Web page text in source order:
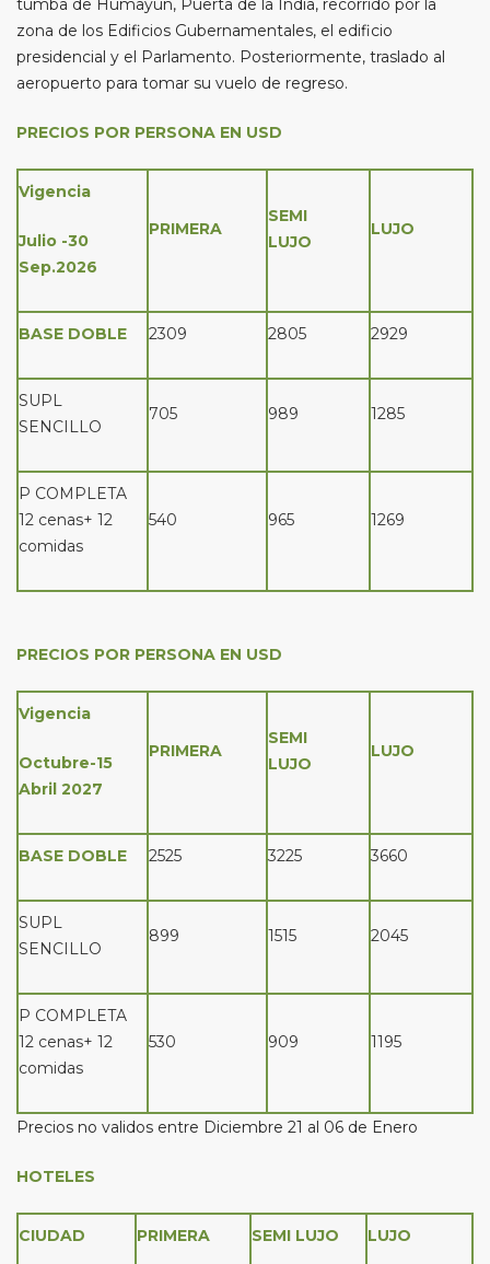
tumba de Humayun, Puerta de la India, recorrido por la
zona de los Edificios Gubernamentales, el edificio
presidencial y el Parlamento. Posteriormente, traslado al
aeropuerto para tomar su vuelo de regreso.
PRECIOS POR PERSONA EN USD
Vigencia
Julio -30
Sep.2026
PRIMERA
SEMI
LUJO
LUJO
BASE DOBLE 2309 2805 2929
SUPL
SENCILLO
705 989 1285
P COMPLETA
12 cenas+ 12
comidas
540 965 1269
PRECIOS POR PERSONA EN USD
Vigencia
Octubre-15
Abril 2027
PRIMERA
SEMI
LUJO
LUJO
BASE DOBLE 2525 3225 3660
SUPL
SENCILLO
899 1515 2045
P COMPLETA
12 cenas+ 12
comidas
530 909 1195
Precios no validos entre Diciembre 21 al 06 de Enero
HOTELES
CIUDAD PRIMERA SEMI LUJO LUJO